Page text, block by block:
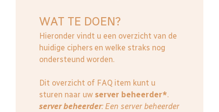
WAT TE DOEN?
Hieronder vindt u een overzicht van de
huidige ciphers en welke straks nog
ondersteund worden.
Dit overzicht of FAQ item kunt u
sturen naar uw server beheerder*.
server beheerder: Een server beheerder